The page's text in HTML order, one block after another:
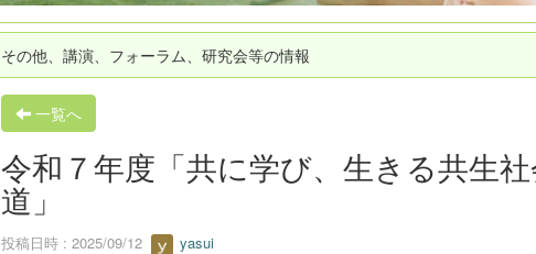
その他、講演、フォーラム、研究会等の情報
一覧へ
令和７年度「共に学び、生きる共生
道」
投稿日時 : 2025/09/12 yasui